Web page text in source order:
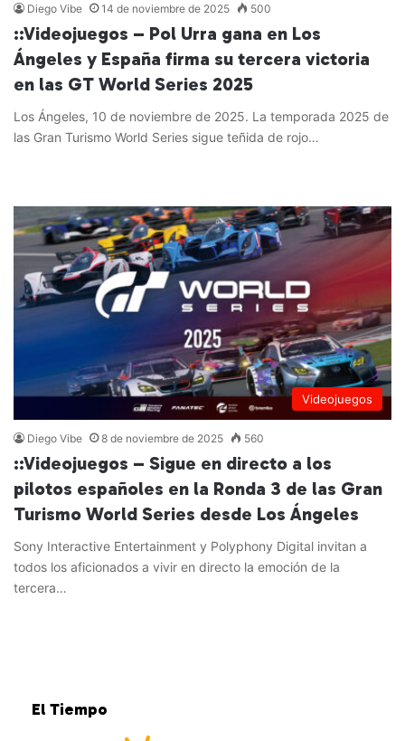
Diego Vibe 14 de noviembre de 2025 500
::Videojuegos – Pol Urra gana en Los
Ángeles y España firma su tercera victoria
en las GT World Series 2025
Los Ángeles, 10 de noviembre de 2025. La temporada 2025 de
las Gran Turismo World Series sigue teñida de rojo…
Videojuegos
Diego Vibe 8 de noviembre de 2025 560
::Videojuegos – Sigue en directo a los
pilotos españoles en la Ronda 3 de las Gran
Turismo World Series desde Los Ángeles
Sony Interactive Entertainment y Polyphony Digital invitan a
todos los aficionados a vivir en directo la emoción de la
tercera…
El Tiempo